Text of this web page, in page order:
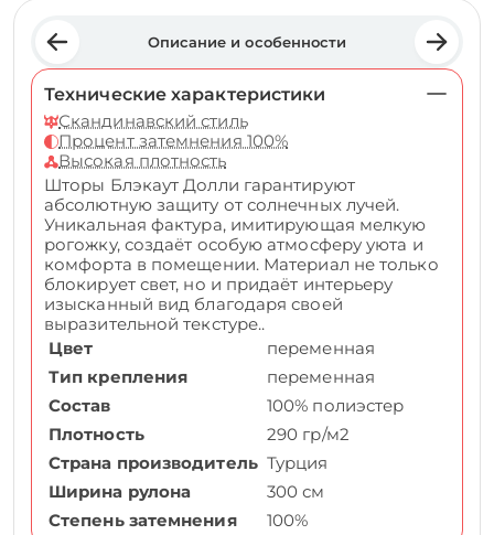
Описание и особенности
Технические характеристики
Скандинавский стиль
Процент затемнения 100%
Высокая плотность
Шторы Блэкаут Долли гарантируют
абсолютную защиту от солнечных лучей.
Уникальная фактура, имитирующая мелкую
рогожку, создаёт особую атмосферу уюта и
комфорта в помещении. Материал не только
блокирует свет, но и придаёт интерьеру
изысканный вид благодаря своей
выразительной текстуре..
Цвет
переменная
Тип крепления
переменная
Состав
100% полиэстер
Плотность
290 гр/м2
Страна производитель Турция
Ширина рулона
300 см
Степень затемнения
100%